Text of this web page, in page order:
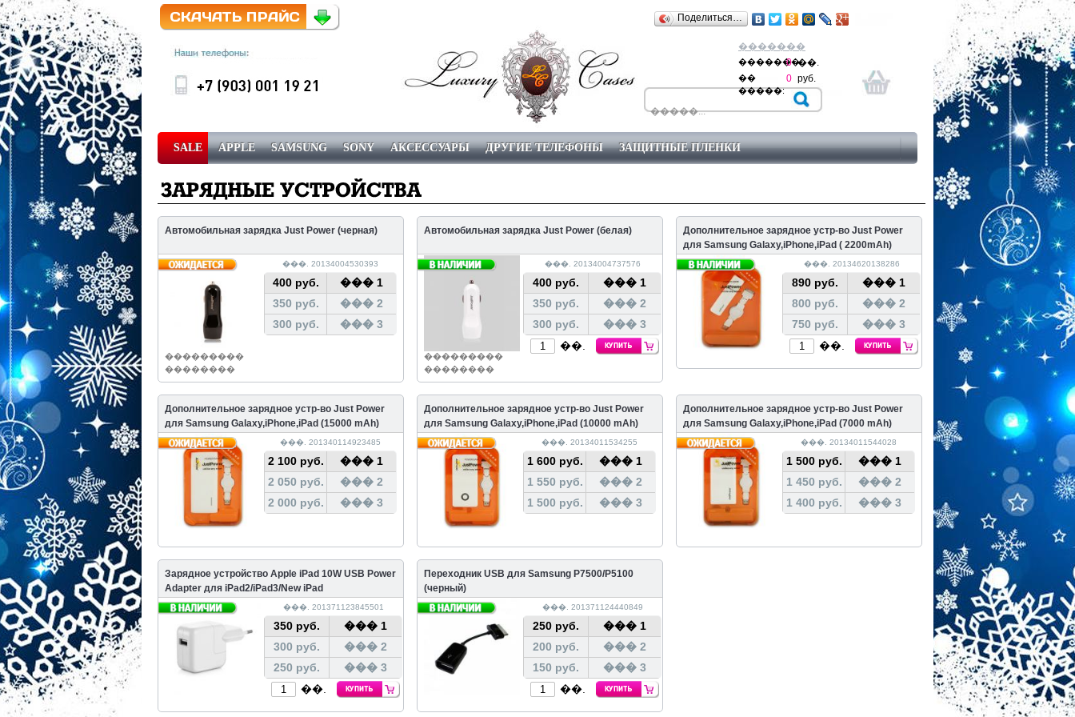
Поделиться…
�������
�������:
0 ��.
��
�����:
0 руб.
SALE APPLE SAMSUNG SONY АКСЕССУАРЫ ДРУГИЕ ТЕЛЕФОНЫ ЗАЩИТНЫЕ ПЛЕНКИ
������ � �������� ��������
Автомобильная зарядка Just Power (черная)
���. 20134004530393
400 руб.
��� 1
350 руб.
��� 2
300 руб.
��� 3
���������
��������
Автомобильная зарядка Just Power (белая)
���. 20134004737576
400 руб.
��� 1
350 руб.
��� 2
300 руб.
��� 3
��.
���������
��������
Дополнительное зарядное устр-во Just Power
для Samsung Galaxy,iPhone,iPad ( 2200mAh)
���. 20134620138286
890 руб.
��� 1
800 руб.
��� 2
750 руб.
��� 3
��.
Дополнительное зарядное устр-во Just Power
для Samsung Galaxy,iPhone,iPad (15000 mAh)
���. 201340114923485
2 100 руб.
��� 1
2 050 руб.
��� 2
2 000 руб.
��� 3
Дополнительное зарядное устр-во Just Power
для Samsung Galaxy,iPhone,iPad (10000 mAh)
���. 20134011534255
1 600 руб.
��� 1
1 550 руб.
��� 2
1 500 руб.
��� 3
Дополнительное зарядное устр-во Just Power
для Samsung Galaxy,iPhone,iPad (7000 mAh)
���. 20134011544028
1 500 руб.
��� 1
1 450 руб.
��� 2
1 400 руб.
��� 3
Зарядное устройство Apple iPad 10W USB Power
Adapter для iPad2/iPad3/New iPad
���. 201371123845501
350 руб.
��� 1
300 руб.
��� 2
250 руб.
��� 3
��.
Переходник USB для Samsung P7500/P5100
(черный)
���. 201371124440849
250 руб.
��� 1
200 руб.
��� 2
150 руб.
��� 3
��.